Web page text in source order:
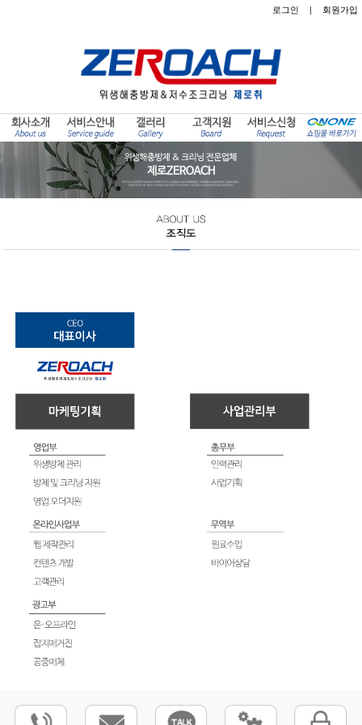
로그인 | 회원가입